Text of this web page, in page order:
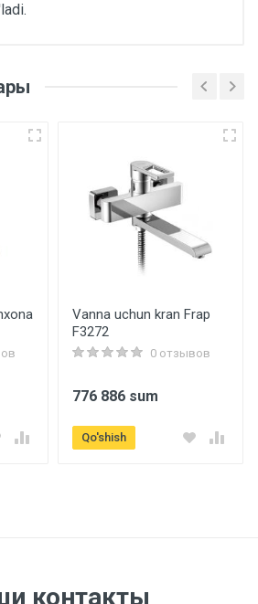
Vanna uchun kran Frap
F3272
0 отзывов
776 886 sum
Qo'shish
контакты